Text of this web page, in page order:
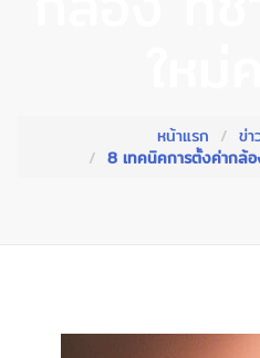
หน้าแรก
ข่
8 เทคนิคการตั้งค่ากล้